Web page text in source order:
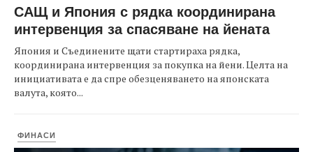
САЩ и Япония с рядка координирана
интервенция за спасяване на йената
Япония и Съединените щати стартираха рядка,
координирана интервенция за покупка на йени. Целта на
инициативата е да спре обезценяването на японската
валута, която...
ФИНАСИ